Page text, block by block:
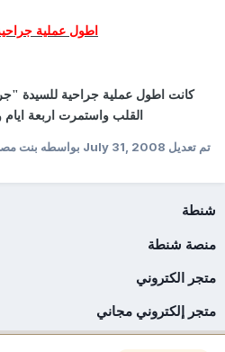
اطول عملية
كانت اطول عملية جراحية للسيدة
القلب واستمرت اربعة ايام
تم تعديلJuly 31, 2008بواسطه بنت
شنطة
منصة شنطة
متجر الكتروني
متجر إلكتروني مجاني